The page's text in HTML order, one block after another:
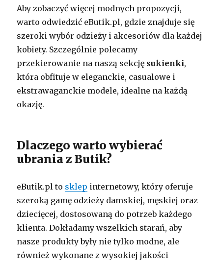
Aby zobaczyć więcej modnych propozycji,
warto odwiedzić eButik.pl, gdzie znajduje się
szeroki wybór odzieży i akcesoriów dla każdej
kobiety. Szczególnie polecamy
przekierowanie na naszą sekcję sukienki,
która obfituje w eleganckie, casualowe i
ekstrawaganckie modele, idealne na każdą
okazję.
Dlaczego warto wybierać
ubrania z Butik?
eButik.pl to sklep internetowy, który oferuje
szeroką gamę odzieży damskiej, męskiej oraz
dziecięcej, dostosowaną do potrzeb każdego
klienta. Dokładamy wszelkich starań, aby
nasze produkty były nie tylko modne, ale
również wykonane z wysokiej jakości